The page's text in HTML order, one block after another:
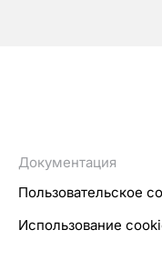
Документация
Пользовательское
Использование